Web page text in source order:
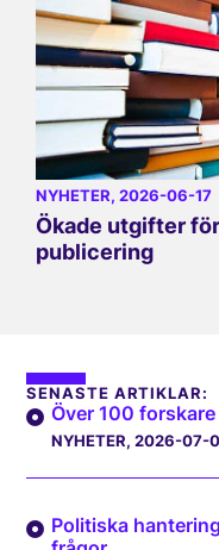
NYHETER, 2026-06-17
Ökade utgifter
publicering
SENASTE ARTIKLAR:
Över 100
NYHETER, 2026-07-
Politiska